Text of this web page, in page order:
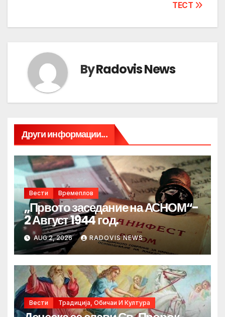
ТЕСТ
ByRadovis News
Други информации...
Вести Времеплов
„Првото заседание на АСНОМ“-
2 Август 1944 год.
AUG 2, 2026 RADOVIS NEWS
Вести Традиција, Обичаи И Култура